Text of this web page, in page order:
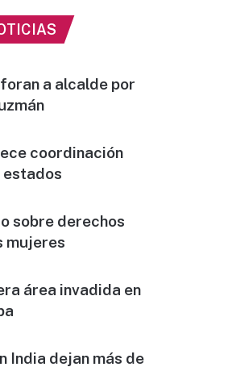
a alcalde por
coordinación
estados
sobre derechos
mujeres
área invadida en
India dejan más de